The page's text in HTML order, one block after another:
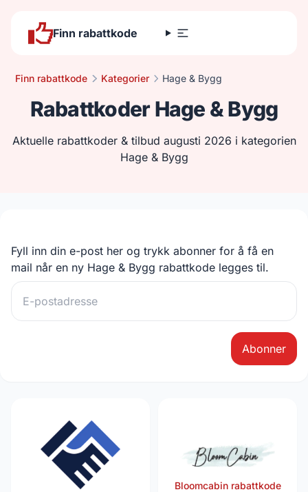
Finn rabattkode
Finn rabattkode Kategorier Hage & Bygg
Rabattkoder Hage & Bygg
Aktuelle rabattkoder & tilbud augusti 2026 i kategorien
Hage & Bygg
Fyll inn din e-post her og trykk abonner for å få en
mail når en ny Hage & Bygg rabattkode legges til.
Abonner
Bloomcabin rabattkode